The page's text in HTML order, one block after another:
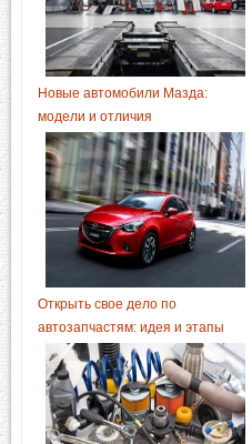
Новые автомобили Мазда:
модели и отличия
Открыть свое дело по
автозапчастям: идея и этапы